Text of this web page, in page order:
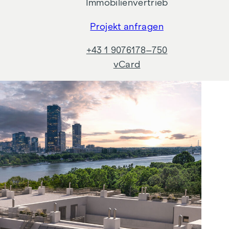
Immobilienvertrieb
Projekt anfragen
+43 1 9076178–750
vCard